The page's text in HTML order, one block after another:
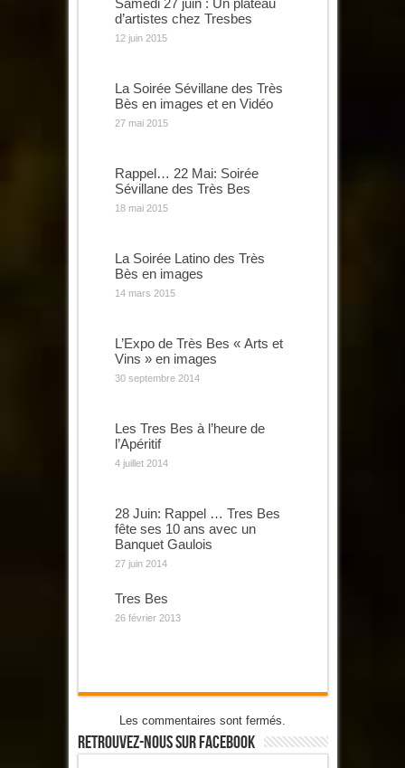
Samedi 27 juin : Un plateau
d’artistes chez Tresbes
12 juin 2015
La Soirée Sévillane des Très
Bès en images et en Vidéo
27 mai 2015
Rappel… 22 Mai: Soirée
Sévillane des Très Bes
18 mai 2015
La Soirée Latino des Très
Bès en images
14 mars 2015
L’Expo de Très Bes « Arts et
Vins » en images
30 septembre 2014
Les Tres Bes à l’heure de
l’Apéritif
4 juillet 2014
28 Juin: Rappel … Tres Bes
fête ses 10 ans avec un
Banquet Gaulois
27 juin 2014
Tres Bes
26 février 2013
Les commentaires sont fermés.
Retrouvez-Nous Sur Facebook